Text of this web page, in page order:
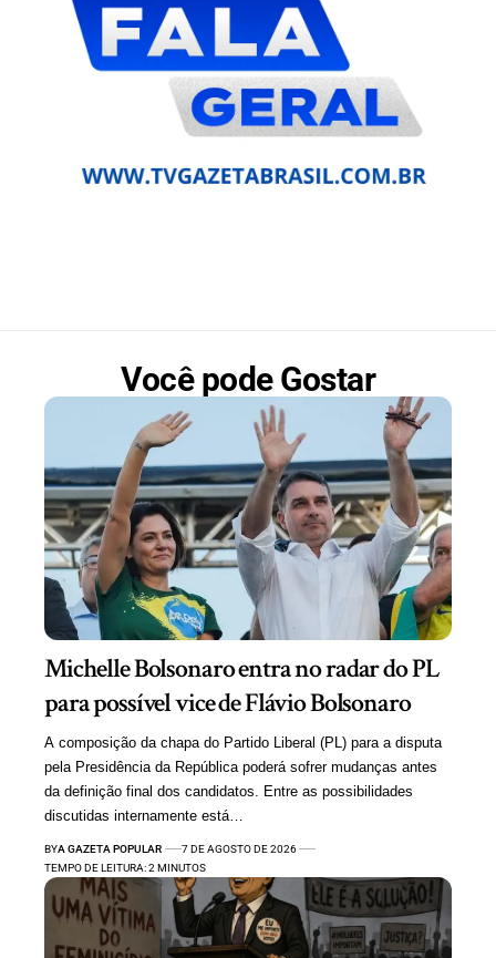
Você pode Gostar
Michelle Bolsonaro entra no radar do PL
para possível vice de Flávio Bolsonaro
A composição da chapa do Partido Liberal (PL) para a disputa
pela Presidência da República poderá sofrer mudanças antes
da definição final dos candidatos. Entre as possibilidades
discutidas internamente está…
BYA GAZETA POPULAR
7 DE AGOSTO DE 2026
TEMPO DE LEITURA: 2 MINUTOS